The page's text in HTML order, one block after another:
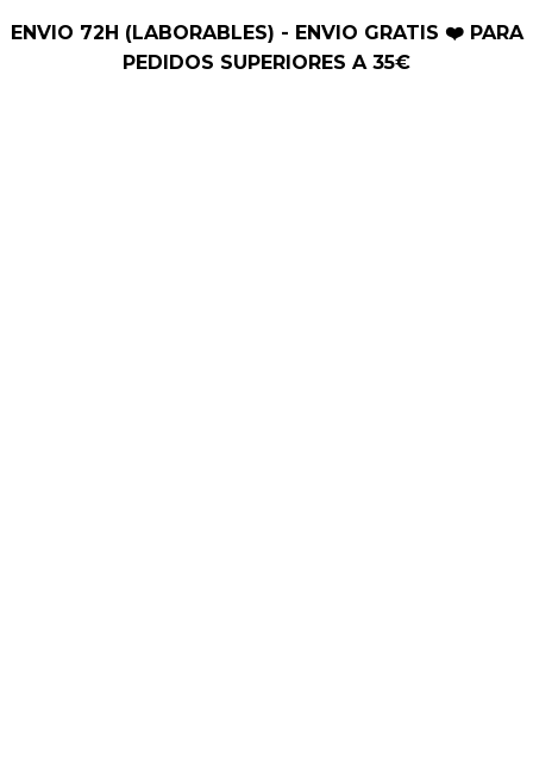
Ir
ENVIO 72H (LABORABLES) - ENVIO GRATIS ❤️ PARA
PEDIDOS SUPERIORES A 35€